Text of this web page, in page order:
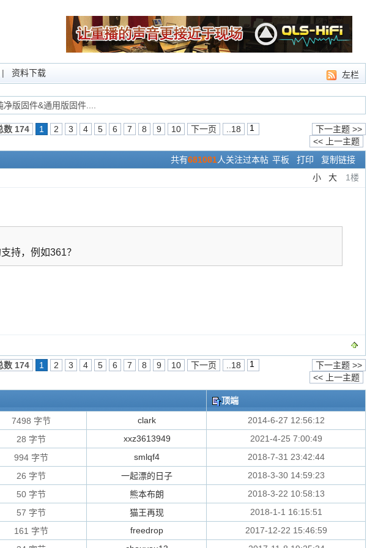
左栏
| 资料下载
版固件&通用版固件....
下一主题 >>
<< 上一主题
数 174 1 2 3 4 5 6 7 8 9 10 下一页 ..18
共有681081人关注过本帖 平板 打印 复制链接
小 大 1楼
持，例如361？
下一主题 >>
<< 上一主题
数 174 1 2 3 4 5 6 7 8 9 10 下一页 ..18
顶端
7498 字节 clark
2014-6-27 12:56:12
28 字节 xxz3613949
2021-4-25 7:00:49
994 字节 smlqf4
2018-7-31 23:42:44
26 字节 一起漂的日子
2018-3-30 14:59:23
50 字节 熊本布朗
2018-3-22 10:58:13
57 字节 猫王再现
2018-1-1 16:15:51
161 字节 freedrop
2017-12-22 15:46:59